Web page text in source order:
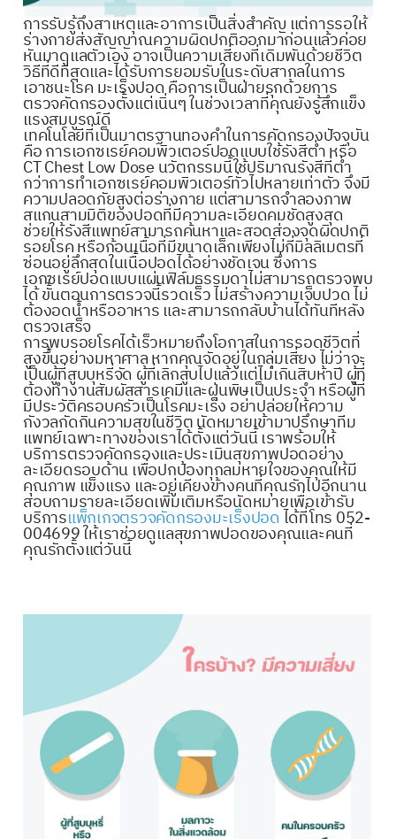
การรับรู้ถึงสาเหตุและอาการเป็นสิ่งสำคัญ แต่การรอให้
ร่างกายส่งสัญญาณความผิดปกติออกมาก่อนแล้วค่อย
หันมาดูแลตัวเอง อาจเป็นความเสี่ยงที่เดิมพันด้วยชีวิต
วิธีที่ดีที่สุดและได้รับการยอมรับในระดับสากลในการ
เอาชนะโรค มะเร็งปอด คือการเป็นฝ่ายรุกด้วยการ
ตรวจคัดกรองตั้งแต่เนิ่นๆ ในช่วงเวลาที่คุณยังรู้สึกแข็ง
แรงสมบูรณ์ดี
เทคโนโลยีที่เป็นมาตรฐานทองคำในการคัดกรองปัจจุบัน
คือ การเอกซเรย์คอมพิวเตอร์ปอดแบบใช้รังสีต่ำ หรือ
CT Chest Low Dose นวัตกรรมนี้ใช้ปริมาณรังสีที่ต่ำ
กว่าการทำเอกซเรย์คอมพิวเตอร์ทั่วไปหลายเท่าตัว จึงมี
ความปลอดภัยสูงต่อร่างกาย แต่สามารถจำลองภาพ
สแกนสามมิติของปอดที่มีความละเอียดคมชัดสูงสุด
ช่วยให้รังสีแพทย์สามารถค้นหาและสอดส่องจุดผิดปกติ
รอยโรค หรือก้อนเนื้อที่มีขนาดเล็กเพียงไม่กี่มิลลิเมตรที่
ซ่อนอยู่ลึกสุดในเนื้อปอดได้อย่างชัดเจน ซึ่งการ
เอกซเรย์ปอดแบบแผ่นฟิล์มธรรมดาไม่สามารถตรวจพบ
ได้ ขั้นตอนการตรวจนี้รวดเร็ว ไม่สร้างความเจ็บปวด ไม่
ต้องอดน้ำหรืออาหาร และสามารถกลับบ้านได้ทันทีหลัง
ตรวจเสร็จ
การพบรอยโรคได้เร็วหมายถึงโอกาสในการรอดชีวิตที่
สูงขึ้นอย่างมหาศาล หากคุณจัดอยู่ในกลุ่มเสี่ยง ไม่ว่าจะ
เป็นผู้ที่สูบบุหรี่จัด ผู้ที่เลิกสูบไปแล้วแต่ไม่เกินสิบห้าปี ผู้ที่
ต้องทำงานสัมผัสสารเคมีและฝุ่นพิษเป็นประจำ หรือผู้ที่
มีประวัติครอบครัวเป็นโรคมะเร็ง อย่าปล่อยให้ความ
กังวลกัดกินความสุขในชีวิต นัดหมายเข้ามาปรึกษาทีม
แพทย์เฉพาะทางของเราได้ตั้งแต่วันนี้ เราพร้อมให้
บริการตรวจคัดกรองและประเมินสุขภาพปอดอย่าง
ละเอียดรอบด้าน เพื่อปกป้องทุกลมหายใจของคุณให้มี
คุณภาพ แข็งแรง และอยู่เคียงข้างคนที่คุณรักไปอีกนาน
สอบถามรายละเอียดเพิ่มเติมหรือนัดหมายเพื่อเข้ารับ
บริการแพ็กเกจตรวจคัดกรองมะเร็งปอดได้ที่โทร 052-
004699 ให้เราช่วยดูแลสุขภาพปอดของคุณและคนที่
คุณรักตั้งแต่วันนี้